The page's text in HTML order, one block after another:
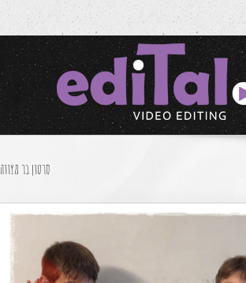
סרטון בר מצווה